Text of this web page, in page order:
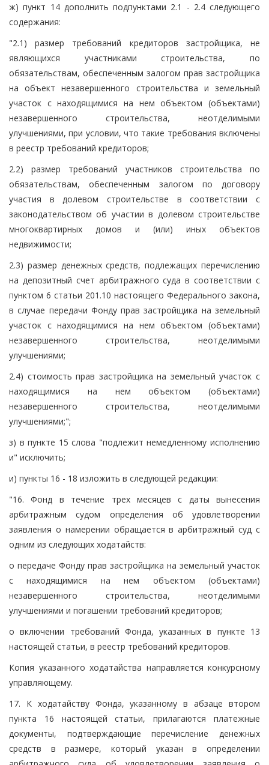
ж) пункт 14 дополнить подпунктами 2.1 - 2.4 следующего
содержания:
"2.1) размер требований кредиторов застройщика, не
являющихся участниками строительства, по
обязательствам, обеспеченным залогом прав застройщика
на объект незавершенного строительства и земельный
участок с находящимися на нем объектом (объектами)
незавершенного строительства, неотделимыми
улучшениями, при условии, что такие требования включены
в реестр требований кредиторов;
2.2) размер требований участников строительства по
обязательствам, обеспеченным залогом по договору
участия в долевом строительстве в соответствии с
законодательством об участии в долевом строительстве
многоквартирных домов и (или) иных объектов
недвижимости;
2.3) размер денежных средств, подлежащих перечислению
на депозитный счет арбитражного суда в соответствии с
пунктом 6 статьи 201.10 настоящего Федерального закона,
в случае передачи Фонду прав застройщика на земельный
участок с находящимися на нем объектом (объектами)
незавершенного строительства, неотделимыми
улучшениями;
2.4) стоимость прав застройщика на земельный участок с
находящимися на нем объектом (объектами)
незавершенного строительства, неотделимыми
улучшениями;";
з) в пункте 15 слова "подлежит немедленному исполнению
и" исключить;
и) пункты 16 - 18 изложить в следующей редакции:
"16. Фонд в течение трех месяцев с даты вынесения
арбитражным судом определения об удовлетворении
заявления о намерении обращается в арбитражный суд с
одним из следующих ходатайств:
о передаче Фонду прав застройщика на земельный участок
с находящимися на нем объектом (объектами)
незавершенного строительства, неотделимыми
улучшениями и погашении требований кредиторов;
о включении требований Фонда, указанных в пункте 13
настоящей статьи, в реестр требований кредиторов.
Копия указанного ходатайства направляется конкурсному
управляющему.
17. К ходатайству Фонда, указанному в абзаце втором
пункта 16 настоящей статьи, прилагаются платежные
документы, подтверждающие перечисление денежных
средств в размере, который указан в определении